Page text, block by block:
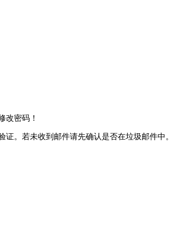
改密码！
。若未收到邮件请先确认是否在垃圾邮件中。